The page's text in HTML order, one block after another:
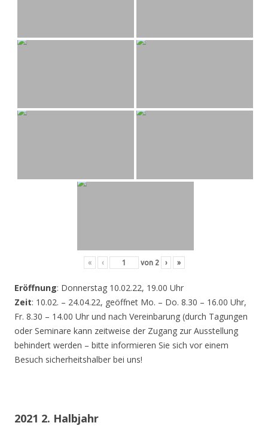
« ‹ von 2 › »
Eröffnung: Donnerstag 10.02.22, 19.00 Uhr
Zeit: 10.02. – 24.04.22, geöffnet Mo. – Do. 8.30 – 16.00 Uhr,
Fr. 8.30 – 14.00 Uhr und nach Vereinbarung (durch Tagungen
oder Seminare kann zeitweise der Zugang zur Ausstellung
behindert werden – bitte informieren Sie sich vor einem
Besuch sicherheitshalber bei uns!
2021 2. Halbjahr